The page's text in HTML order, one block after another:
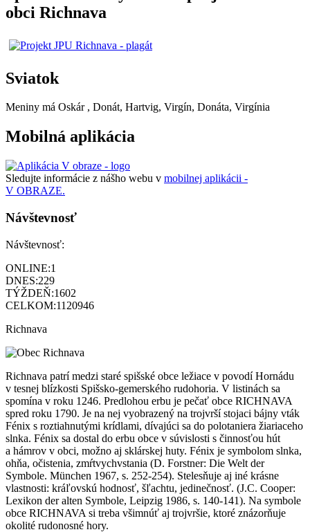
obci Richnava
Sviatok
Meniny má Oskár , Donát, Hartvig, Virgín, Donáta, Virgínia
Mobilná aplikácia
Sledujte informácie z nášho webu v mobilnej aplikácii -
V OBRAZE.
Návštevnosť
Návštevnosť:
ONLINE:1
DNES:229
TÝŽDEŇ:1602
CELKOM:1120946
Richnava
Richnava patrí medzi staré spišské obce ležiace v povodí Hornádu
v tesnej blízkosti Spišsko-gemerského rudohoria. V listinách sa
spomína v roku 1246. Predlohou erbu je pečať obce RICHNAVA
spred roku 1790. Je na nej vyobrazený na trojvrší stojaci bájny vták
Fénix s roztiahnutými krídlami, dívajúci sa do polotaniera žiariaceho
slnka. Fénix sa dostal do erbu obce v súvislosti s činnosťou hút
a hámrov v obci, možno aj sklárskej huty. Fénix je symbolom slnka,
ohňa, očistenia, zmŕtvychvstania (D. Forstner: Die Welt der
Symbole. München 1967, s. 252-254). Stelesňuje aj iné krásne
vlastnosti: kráľovskú hodnosť, šľachtu, jedinečnosť. (J.C. Cooper:
Lexikon der alten Symbole, Leipzig 1986, s. 140-141). Na symbole
obce RICHNAVA si treba všimnúť aj trojvršie, ktoré znázorňuje
okolité rudonosné hory.